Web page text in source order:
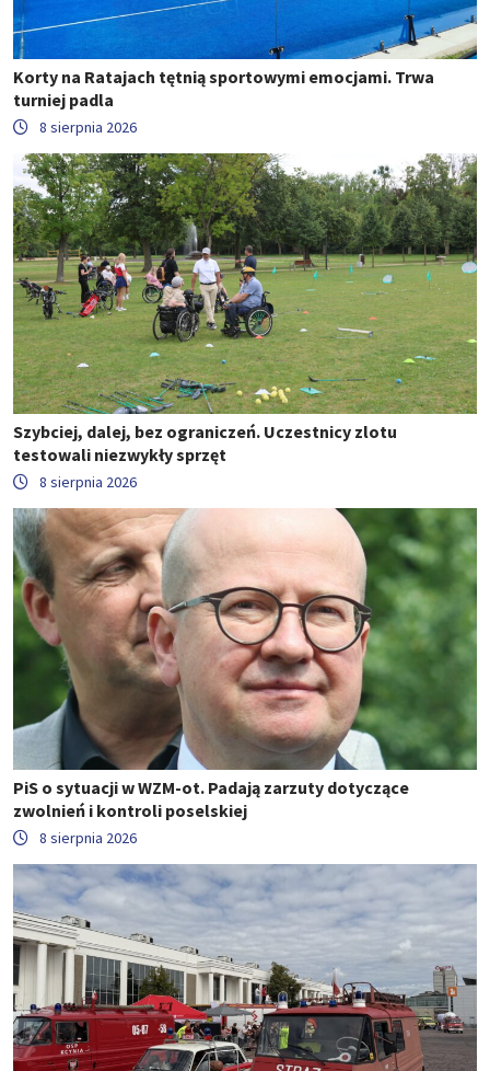
Korty na Ratajach tętnią sportowymi emocjami. Trwa
turniej padla
8 sierpnia 2026
Szybciej, dalej, bez ograniczeń. Uczestnicy zlotu
testowali niezwykły sprzęt
8 sierpnia 2026
PiS o sytuacji w WZM-ot. Padają zarzuty dotyczące
zwolnień i kontroli poselskiej
8 sierpnia 2026